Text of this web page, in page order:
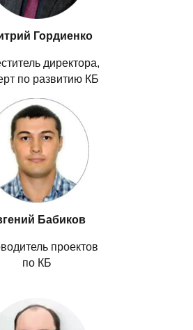
Гордиенко
директора,
по развитию КБ
Бабиков
проектов
по КБ